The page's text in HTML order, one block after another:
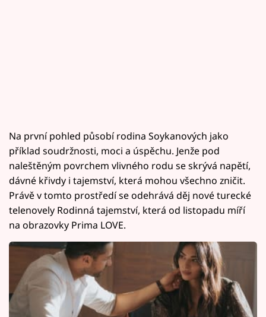
Na první pohled působí rodina Soykanových jako
příklad soudržnosti, moci a úspěchu. Jenže pod
naleštěným povrchem vlivného rodu se skrývá napětí,
dávné křivdy i tajemství, která mohou všechno zničit.
Právě v tomto prostředí se odehrává děj nové turecké
telenovely Rodinná tajemství, která od listopadu míří
na obrazovky Prima LOVE.